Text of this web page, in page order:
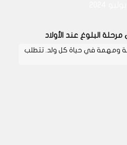
مرحلة البلوغ عند الأولاد
ومهمة في حياة كل ولد. تتطلب